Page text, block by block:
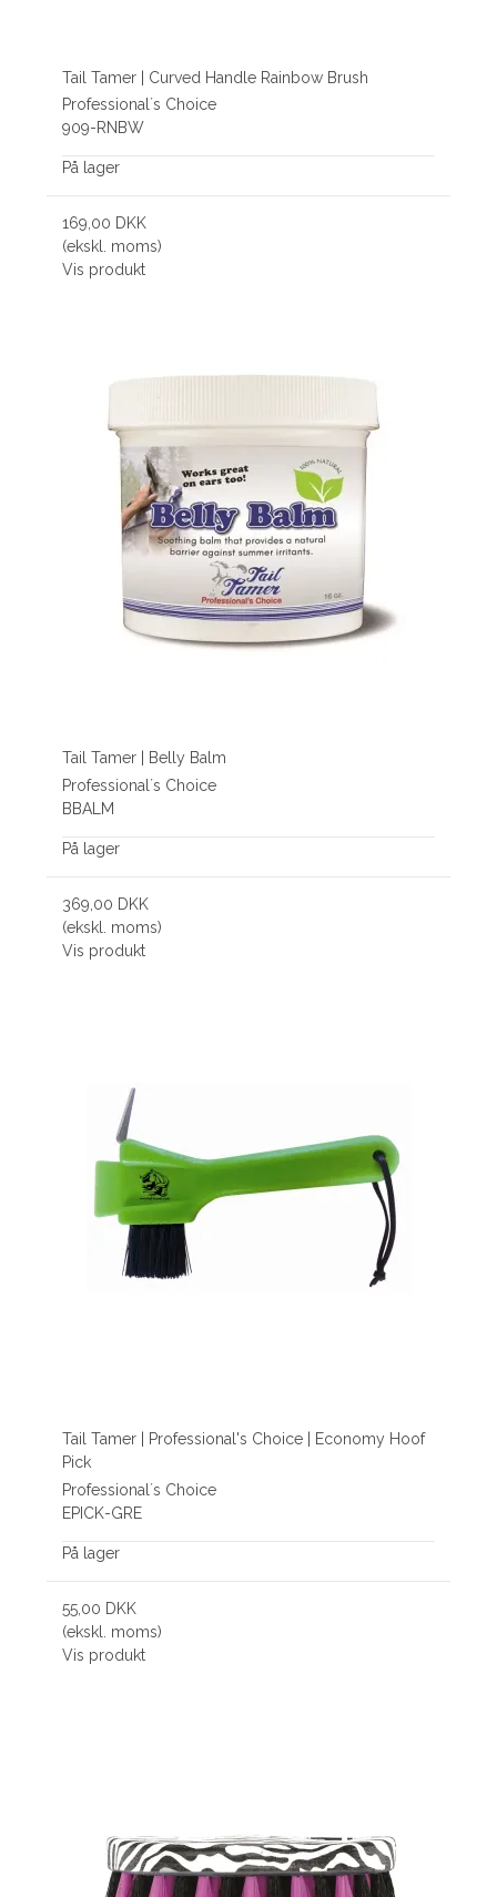
Tail Tamer | Curved Handle Rainbow Brush
Professional´s Choice
909-RNBW
På lager
169,00 DKK
(ekskl. moms)
Vis produkt
Tail Tamer | Belly Balm
Professional´s Choice
BBALM
På lager
369,00 DKK
(ekskl. moms)
Vis produkt
Tail Tamer | Professional's Choice | Economy Hoof
Pick
Professional´s Choice
EPICK-GRE
På lager
55,00 DKK
(ekskl. moms)
Vis produkt